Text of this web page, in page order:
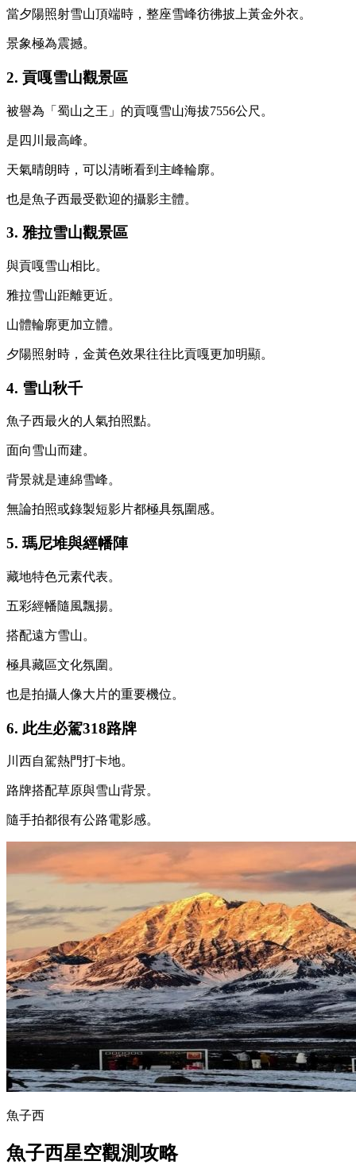
當夕陽照射雪山頂端時，整座雪峰彷彿披上黃金外衣。
景象極為震撼。
2. 貢嘎雪山觀景區
被譽為「蜀山之王」的貢嘎雪山海拔7556公尺。
是四川最高峰。
天氣晴朗時，可以清晰看到主峰輪廓。
也是魚子西最受歡迎的攝影主體。
3. 雅拉雪山觀景區
與貢嘎雪山相比。
雅拉雪山距離更近。
山體輪廓更加立體。
夕陽照射時，金黃色效果往往比貢嘎更加明顯。
4. 雪山秋千
魚子西最火的人氣拍照點。
面向雪山而建。
背景就是連綿雪峰。
無論拍照或錄製短影片都極具氛圍感。
5. 瑪尼堆與經幡陣
藏地特色元素代表。
五彩經幡隨風飄揚。
搭配遠方雪山。
極具藏區文化氛圍。
也是拍攝人像大片的重要機位。
6. 此生必駕318路牌
川西自駕熱門打卡地。
路牌搭配草原與雪山背景。
隨手拍都很有公路電影感。
魚子西
魚子西星空觀測攻略